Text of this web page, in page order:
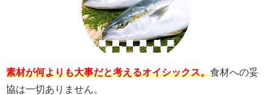
素材が何よりも大事だと考えるオイシックス。食材への妥
協は一切ありません。